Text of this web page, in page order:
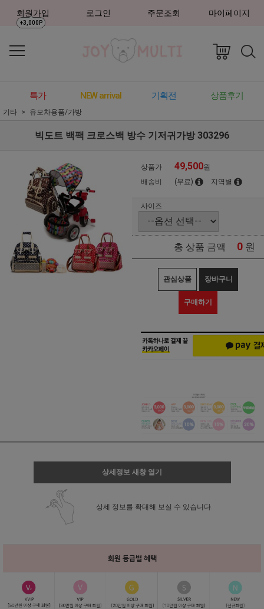
회원가입
+3,000P
로그인 주문조회 마이페이지
특가 NEW arrival 기획전 상품후기
기타 유모차용품/가방
빅도트 백팩 크로스백 방수 기저귀가방 303296
상품가 49,500원
배송비
(무료) 지역별
사이즈
총 상품 금액 0 원
관심상품 장바구니
구매하기
상세정보 새창 열기
상세 정보를 확대해 보실 수 있습니다.